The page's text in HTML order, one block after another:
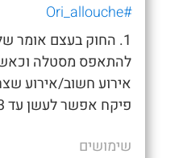
#Ori_allouche
להתאפס מסטלה
אירוע חשוב/אירוע
פיקח אפשר לעשן עד 3 שעות לפני
שימושים